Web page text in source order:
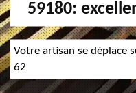
59180:
Votre artisan se déplace
62